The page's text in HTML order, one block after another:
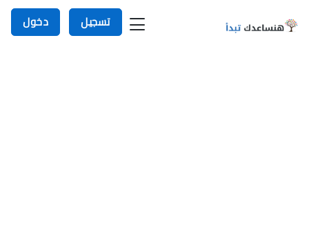
تسجيل دخول